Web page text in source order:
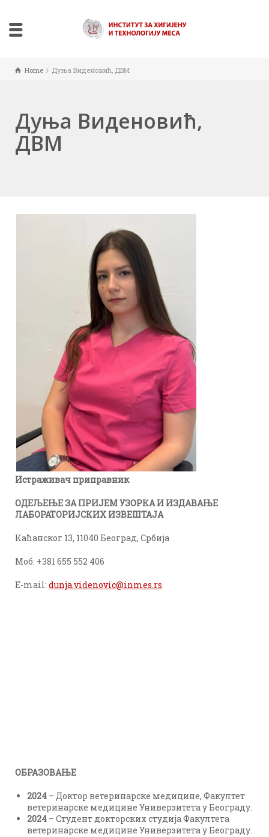
Home Дуња Видeновић, ДВМ
Дуња Видeновић,
ДВМ
Истраживач приправник
OДЕЉЕЊЕ ЗА ПРИЈЕМ УЗОРКА И ИЗДАВАЊЕ
ЛАБОРАТОРИЈСКИХ ИЗВЕШТАЈА
Каћанског 13, 11040 Београд, Србија
Моб: +381 655 552 406
E-mail: dunja.videnovic@inmes.rs
ОБРАЗОВАЊЕ
2024 – Доктор ветеринарске медицине, Факултет
ветеринарске медицине Универзитета у Београду.
2024 – Студент докторских студија Факултета
ветеринарске медицине Универзитета у Београду.